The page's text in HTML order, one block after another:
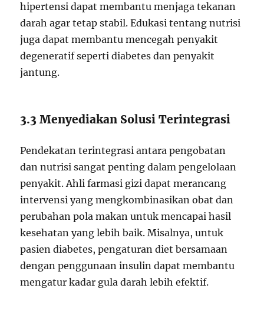
hipertensi dapat membantu menjaga tekanan
darah agar tetap stabil. Edukasi tentang nutrisi
juga dapat membantu mencegah penyakit
degeneratif seperti diabetes dan penyakit
jantung.
3.3 Menyediakan Solusi Terintegrasi
Pendekatan terintegrasi antara pengobatan
dan nutrisi sangat penting dalam pengelolaan
penyakit. Ahli farmasi gizi dapat merancang
intervensi yang mengkombinasikan obat dan
perubahan pola makan untuk mencapai hasil
kesehatan yang lebih baik. Misalnya, untuk
pasien diabetes, pengaturan diet bersamaan
dengan penggunaan insulin dapat membantu
mengatur kadar gula darah lebih efektif.